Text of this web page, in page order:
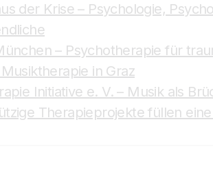
der Krise – Psychologie,
– Psychotherapie für
in Graz
Initiative e. V. – Musik als
Therapieprojekte füllen